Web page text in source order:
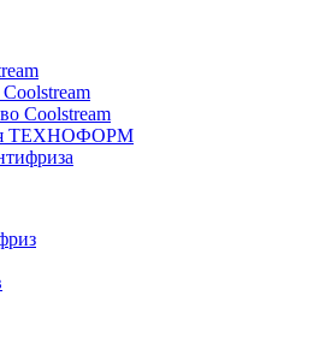
Coolstream
ТЕХНОФОРМ